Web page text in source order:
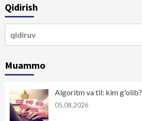
Qidirish
Muammo
Algoritm va til: kim g'olib?
05.08.2026